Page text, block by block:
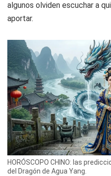
algunos olviden escuchar a
aportar.
HORÓSCOPO CHINO: las
del Dragón de Agua Yang.